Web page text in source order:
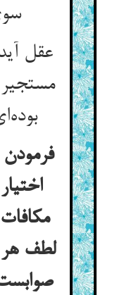
سوی رخت او
عقل
بوده‌ای دستم بگیر
فرمودن
لطف هر